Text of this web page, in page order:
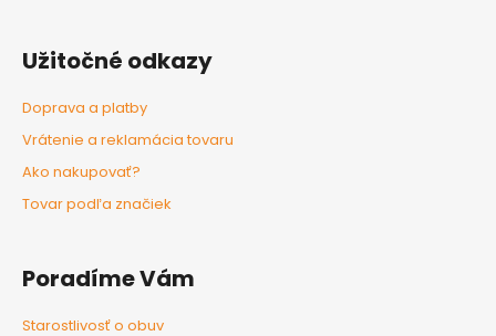
Užitočné odkazy
Doprava a platby
Vrátenie a reklamácia tovaru
Ako nakupovať?
Tovar podľa značiek
Poradíme Vám
Starostlivosť o obuv